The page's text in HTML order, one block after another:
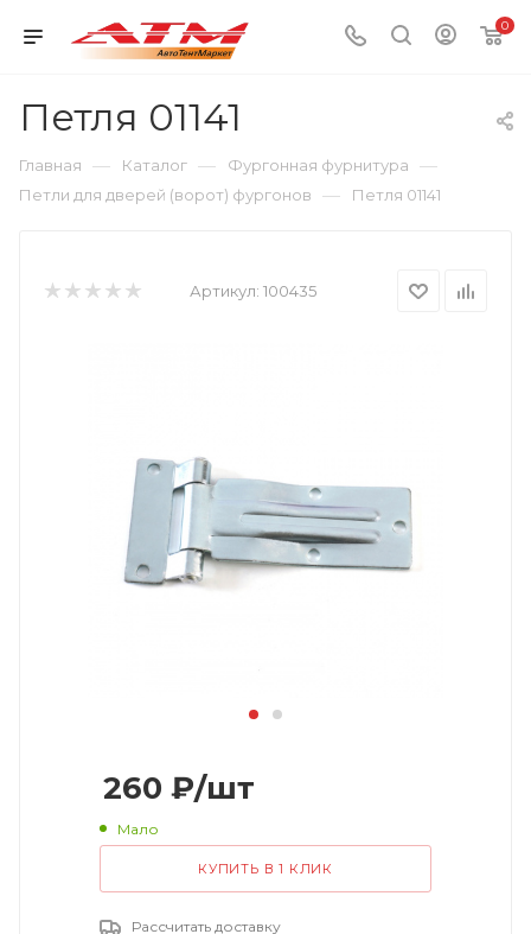
0
Петля 01141
Главная — Каталог — Фургонная фурнитура —
Петли для дверей (ворот) фургонов — Петля 01141
Артикул: 100435
260 ₽/шт
Мало
КУПИТЬ В 1 КЛИК
Рассчитать доставку